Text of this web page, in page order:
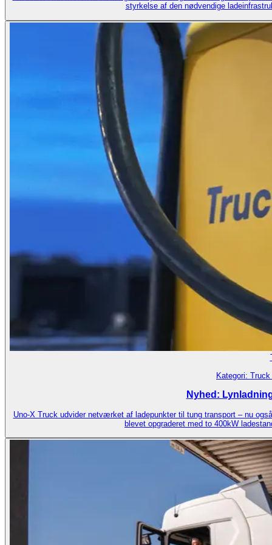
styrkelse af den nødvendige
Kategori: Truck
Nyhed:
Uno-X Truck udvider netværket af ladepunkter til tung transport – nu
blevet opgraderet med to 400kW